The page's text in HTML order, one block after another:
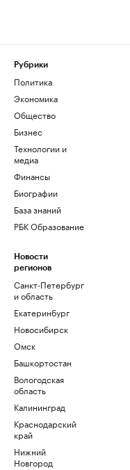
Рубрики
Политика
Экономика
Общество
Бизнес
Технологии и
медиа
Финансы
Биографии
База знаний
РБК Образование
Новости
регионов
Санкт-Петербург
и область
Екатеринбург
Новосибирск
Омск
Башкортостан
Вологодская
область
Калининград
Краснодарский
край
Нижний
Новгород